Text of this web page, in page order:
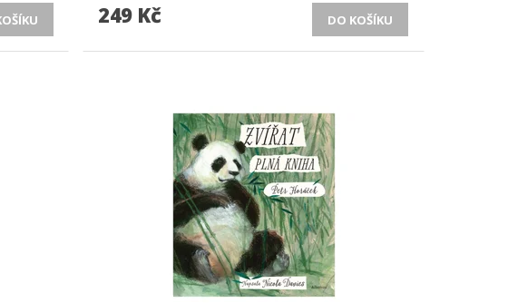
249 Kč